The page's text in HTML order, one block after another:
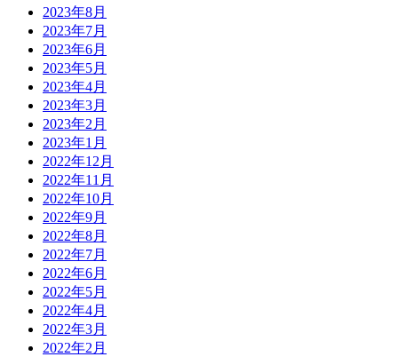
2023年8月
2023年7月
2023年6月
2023年5月
2023年4月
2023年3月
2023年2月
2023年1月
2022年12月
2022年11月
2022年10月
2022年9月
2022年8月
2022年7月
2022年6月
2022年5月
2022年4月
2022年3月
2022年2月